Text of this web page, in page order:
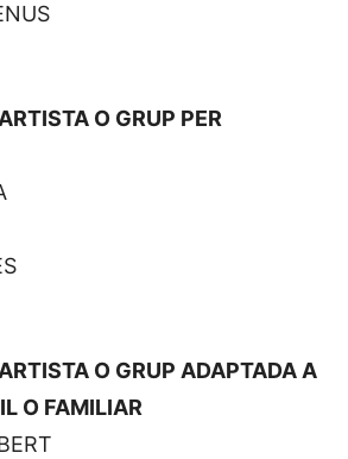
O GRUP PER
O GRUP ADAPTADA A
O FAMILIAR